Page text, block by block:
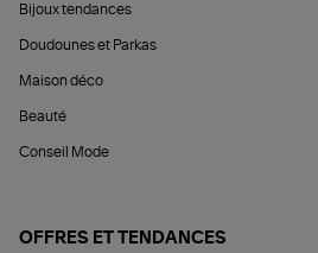
Bijoux tendances
Doudounes et Parkas
Maison déco
Beauté
Conseil Mode
OFFRES ET TENDANCES